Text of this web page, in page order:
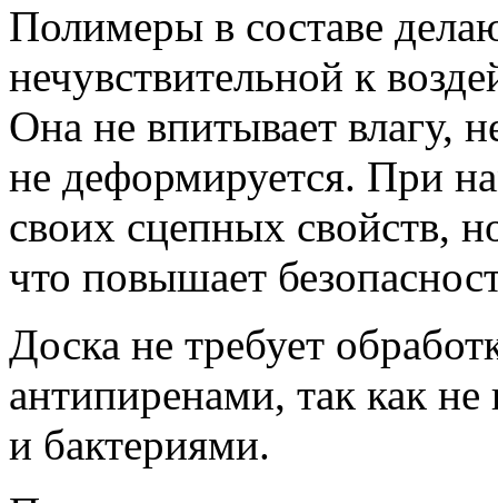
Полимеры в составе
нечувствительной к
Она не впитывает влагу,
не деформируется. При
своих сцепных свойств,
что повышает
Доска не требует
антипиренами, так как
и бактериями.